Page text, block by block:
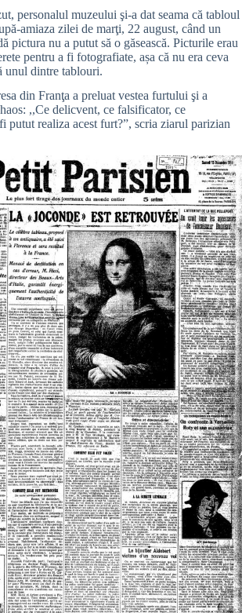
personalul muzeului şi-a dat seama că tabloul
amiaza zilei de marţi, 22 august, când un
pictura nu a putut să o găsească. Picturile erau
pentru a fi fotografiate, așa că nu era ceva
unul dintre tablouri.
din Franţa a preluat vestea furtului şi a
,,Ce delicvent, ce falsificator, ce
putut realiza acest furt?”, scria ziarul parizian